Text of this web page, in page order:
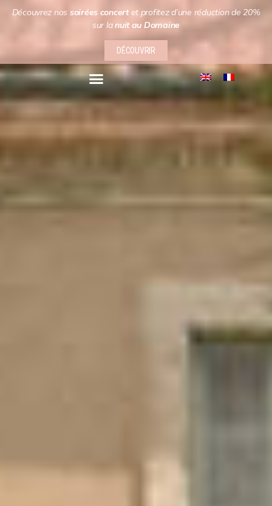
Découvrez nos soirées concertet profitez d’une réduction de 20%
sur lanuit au Domaine
DÉCOUVRIR